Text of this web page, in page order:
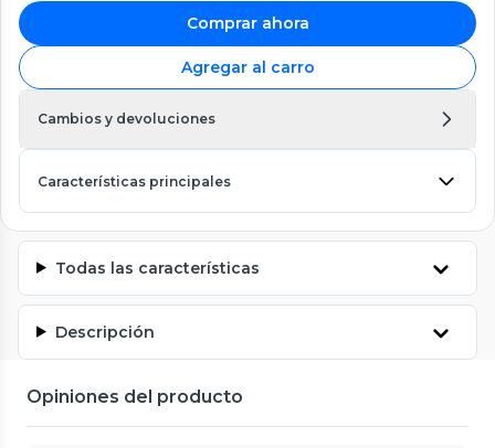
Comprar ahora
Agregar al carro
Cambios y devoluciones
Características principales
Todas las características
Descripción
Opiniones del producto